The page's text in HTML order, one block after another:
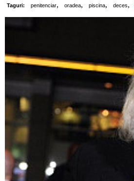
Taguri: penitenciar, oradea, piscina, deces,